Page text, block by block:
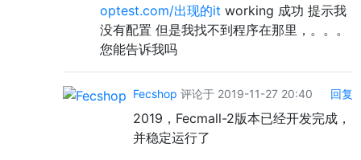
optest.com/出现的it working 成功 提示我
没有配置 但是我找不到程序在那里，。。。
您能告诉我吗
Fecshop 评论于 2019-11-27 20:40 回复
2019，Fecmall-2版本已经开发完成，
并稳定运行了